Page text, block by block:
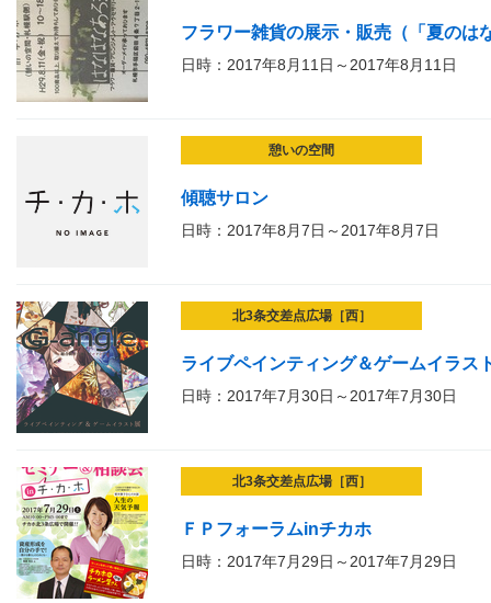
フラワー雑貨の展示・販売（「夏のは
日時：2017年8月11日～2017年8月11日
憩いの空間
傾聴サロン
日時：2017年8月7日～2017年8月7日
北3条交差点広場［西］
ライブペインティング＆ゲームイラス
日時：2017年7月30日～2017年7月30日
北3条交差点広場［西］
ＦＰフォーラムinチカホ
日時：2017年7月29日～2017年7月29日